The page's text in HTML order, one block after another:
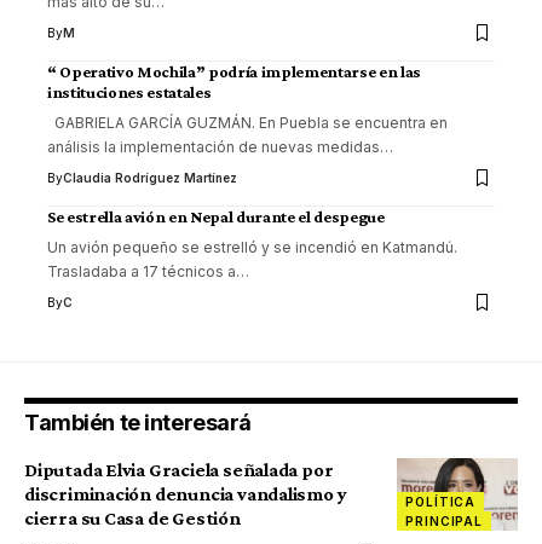
ByM
“ Operativo Mochila” podría implementarse en las
instituciones estatales
GABRIELA GARCÍA GUZMÁN. En Puebla se encuentra en
análisis la implementación de nuevas medidas…
ByClaudia Rodríguez Martínez
Se estrella avión en Nepal durante el despegue
Un avión pequeño se estrelló y se incendió en Katmandú.
Trasladaba a 17 técnicos a…
ByC
También te interesará
POLÍTICA
PRINCIPAL
Diputada Elvia Graciela señalada por
discriminación denuncia vandalismo y
cierra su Casa de Gestión